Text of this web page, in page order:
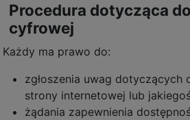
Procedura dotycząca
cyfrowej
Każdy ma prawo do:
zgłoszenia uwag dotyczących
strony internetowej lub
żądania zapewnienia